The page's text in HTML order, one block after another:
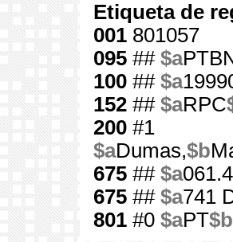
Etiqueta de
001 801057
095 ## $a
100 ## $a
152 ## $aRPC
200 #1
$aDumas,$b
675 ## $a061.4
675 ## $a741
801 #0 $aPT$b